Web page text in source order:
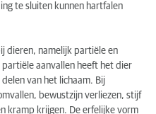
te sluiten kunnen hartfalen
dieren, namelijk partiële en
aanvallen heeft het dier
van het lichaam. Bij
bewustzijn verliezen, stijf
kramp krijgen. De erfelijke vorm